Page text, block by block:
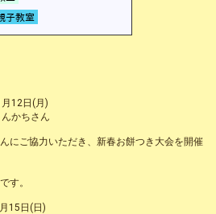
12日(月)
かちさん
にご協力いただき、新春お餅つき大会を開催
す。
15日(日)